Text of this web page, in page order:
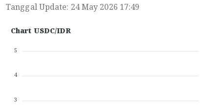
Tanggal Update: 24 May 2026 17:49
Chart USDC/IDR
5
4
3